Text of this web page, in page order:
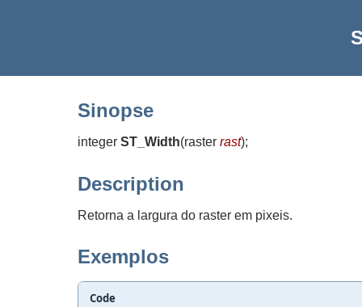
Sinopse
integer ST_Width(raster rast);
Description
Retorna a largura do raster em pixeis.
Exemplos
Code